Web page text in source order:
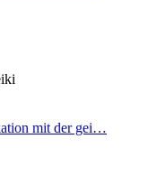
mit der gei…